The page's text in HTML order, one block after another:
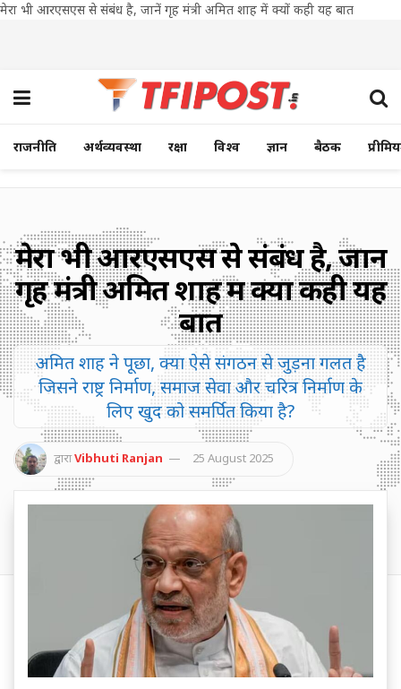
मेरा भी आरएसएस से संबंध है, जानें गृह मंत्री अमित शाह में क्यों कही यह बात
राजनीति अर्थव्यवस्था रक्षा विश्व ज्ञान बैठक
मेरा भी आरएसएस से संबंध है, जानें
गृह मंत्री अमित शाह में क्यों कही यह
बात
अमित शाह ने पूछा, क्या ऐसे संगठन से जुड़ना गलत है
जिसने राष्ट्र निर्माण, समाज सेवा और चरित्र निर्माण के
लिए खुद को समर्पित किया है?
द्वाराVibhuti Ranjan 25 August 2025